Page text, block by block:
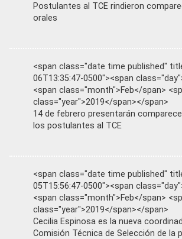
Postulantes al TCE rindieron
orales
<span class="date time published"
06T13:35:47-0500"><span
<span class="month">Feb</span>
class="year">2019</span></span>
14 de febrero presentarán
los postulantes al TCE
<span class="date time published"
05T15:56:47-0500"><span
<span class="month">Feb</span>
class="year">2019</span></span>
Cecilia Espinosa es la nueva
Comisión Técnica de Selección de la